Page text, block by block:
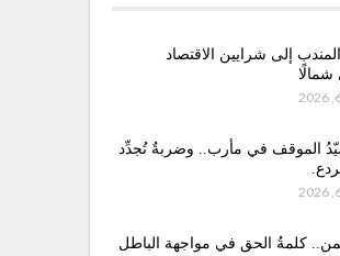
إلى شرايين الاقتصاد
شمالًا
الموقف في مأرب.. وضربةٌ تُجدِّد
كلمةُ الحق في مواجهة الباطل